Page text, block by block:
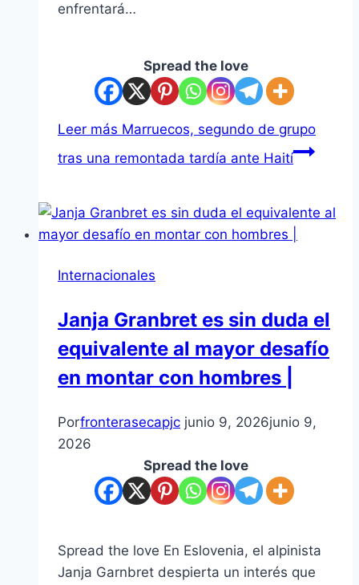
enfrentará…
Spread the love
Leer más Marruecos, segundo de grupo
tras una remontada tardía ante Haití
Internacionales
Janja Granbret es sin duda el
equivalente al mayor desafío
en montar con hombres |
Porfronterasecapjc junio 9, 2026junio 9,
2026
Spread the love
Spread the love En Eslovenia, el alpinista
Janja Garnbret despierta un interés que